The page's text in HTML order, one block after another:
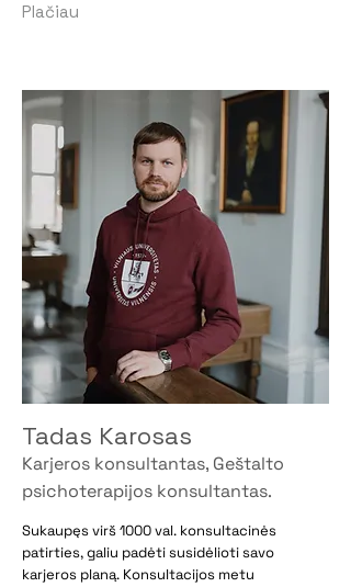
Plačiau
Tadas Karosas
Karjeros konsultantas, Geštalto
psichoterapijos konsultantas.
Sukaupęs virš 1000 val. konsultacinės
patirties, galiu padėti susidėlioti savo
karjeros planą. Konsultacijos metu